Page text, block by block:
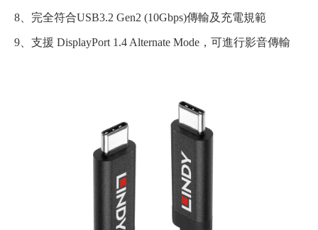
8、完全符合USB3.2 Gen2 (10Gbps)傳輸及充電規範
9、支援 DisplayPort 1.4 Alternate Mode，可進行影音傳輸